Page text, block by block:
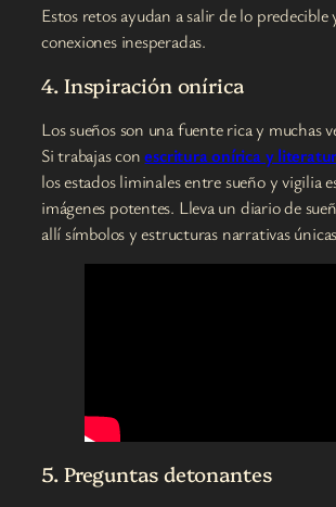
Estos retos ayudan a salir de lo predecible
conexiones inesperadas.
4. Inspiración onírica
Los sueños son una fuente rica y muchas
Si trabajas conescritura onírica y
los estados liminales entre sueño y vigilia
imágenes potentes. Lleva un diario de
allí símbolos y estructuras narrativas
5. Preguntas detonantes